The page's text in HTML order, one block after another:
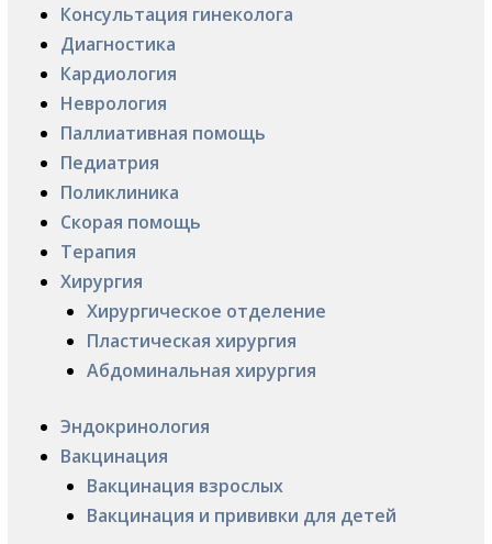
Консультация гинеколога
Диагностика
Кардиология
Неврология
Паллиативная помощь
Педиатрия
Поликлиника
Скорая помощь
Терапия
Хирургия
Хирургическое отделение
Пластическая хирургия
Абдоминальная хирургия
Эндокринология
Вакцинация
Вакцинация взрослых
Вакцинация и прививки для детей